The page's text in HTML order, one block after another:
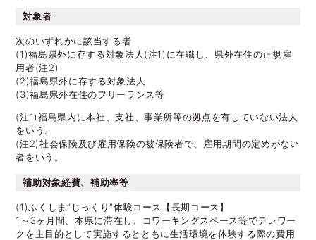
対象者
次のいずれかに該当する者
(1)福島県外に存する対象法人(注1)に在職し、県外在住の正規雇
用者(注2)
(2)福島県外に存する対象法人
(3)福島県外在住のフリーランス等
(注1)福島県内に本社、支社、事業所等の拠点を有していない法人
をいう。
(注2)社会保険及び雇用保険の被保険者で、雇用期間の定めがない
者をいう。
補助対象経費、補助率等
(1)ふくしま“じっくり”体験コース【長期コース】
1～3ヶ月間、本県に滞在し、コワーキングスペース等でテレワー
クを主目的として実施するとともに生活環境を体験する際の費用